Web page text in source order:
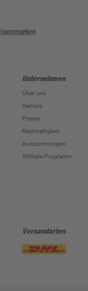
Unternehmen
Über uns
Karriere
Presse
Nachhaltigkeit
Auszeichnungen
Affiliate-Programm
Versandarten